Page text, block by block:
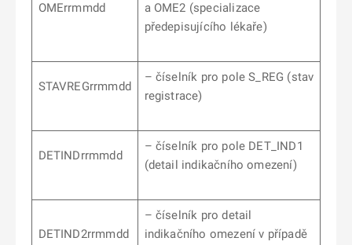
OMErrmmdd
a OME2 (specializace
předepisujícího lékaře)
STAVREGrrmmdd
– číselník pro pole S_REG (stav
registrace)
DETINDrrmmdd
– číselník pro pole DET_IND1
(detail indikačního omezení)
DETIND2rrmmdd
– číselník pro detail
indikačního omezení v případě